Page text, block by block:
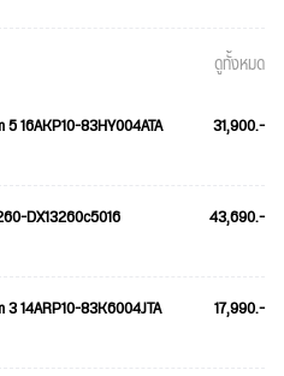
ดูทั้งหมด
16AKP10-83HY004ATA 31,900.-
DX13260c5016 43,690.-
3 14ARP10-83K6004JTA 17,990.-